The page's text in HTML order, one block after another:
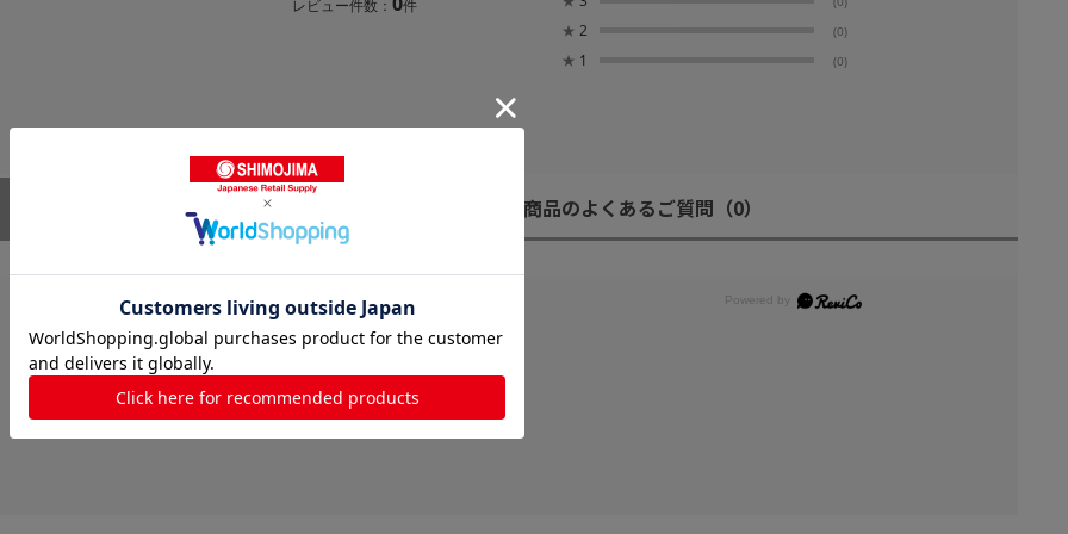
レビュー件数： 件
★ 2 (0)
★ 1 (0)
商品のよくあるご質問 （0）
レビューはありません。